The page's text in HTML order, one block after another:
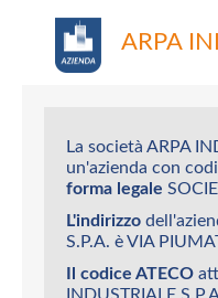
ARPA
La società ARPA
un'azienda con
forma legale
L'indirizzo
S.P.A. è VIA
Il codice ATECO
INDUSTRIALE